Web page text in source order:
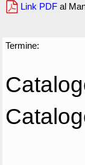
Link PDF al
Termine: